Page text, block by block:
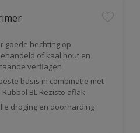
goede hechting op
of kaal hout en
verflagen
basis in combinatie met
Rubbol BL Rezisto aflak
droging en doorharding